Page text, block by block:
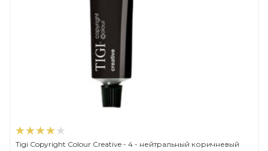
Tigi Copyright Сolour Creative - 4 - нейтральный коричневый